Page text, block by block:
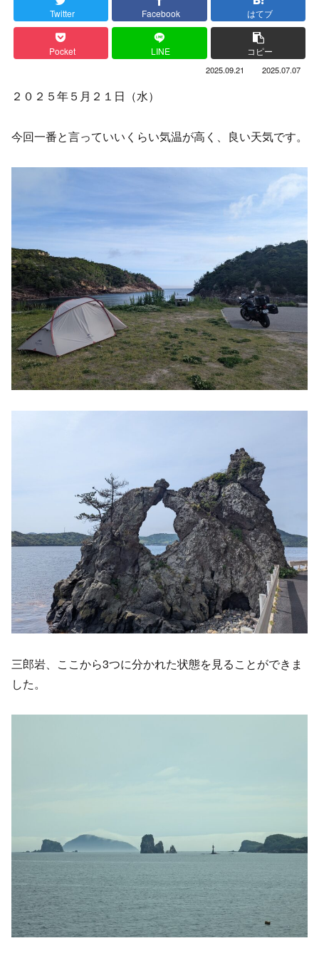
Twitter Facebook はてブ
Pocket LINE コピー
2025.09.21 2025.07.07
２０２５年５月２１日（水）
今回一番と言っていいくらい気温が高く、良い天気です。
三郎岩、ここから3つに分かれた状態を見ることができま
した。